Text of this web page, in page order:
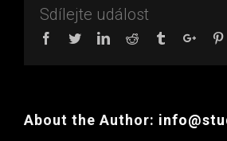
Sdílejte událost
Facebook
TwitterLinkedinReddit Tumblr
About the Author: